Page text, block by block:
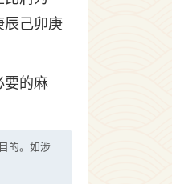
辰己卯庚
要的麻
的。如涉